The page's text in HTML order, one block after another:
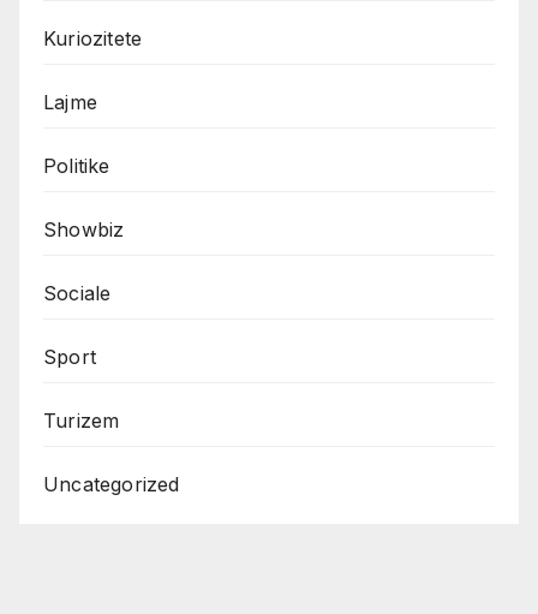
Kuriozitete
Lajme
Politike
Showbiz
Sociale
Sport
Turizem
Uncategorized